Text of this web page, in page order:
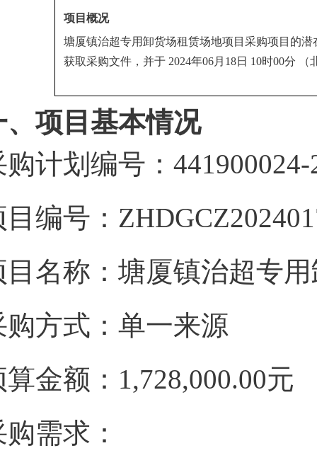
项目概况
塘厦镇治超专用卸货场租赁场地项目 采购项目的潜
获取采购文件，并于2024年06月18日 10时00分
、项目基本情况
购计划编号：441900024-
目编号：
目名称：塘厦镇治超专
购方式：单一来源
算金额：1,728,000.00元
需求：